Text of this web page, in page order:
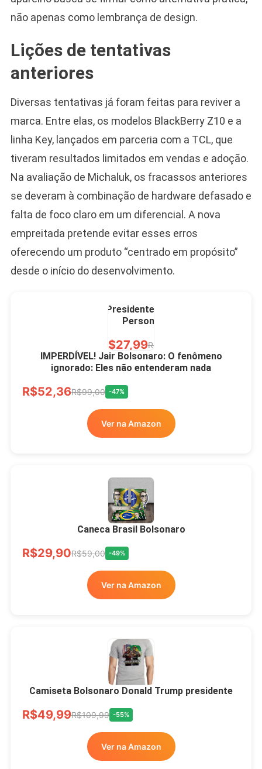
não apenas como lembrança de design.
Lições de tentativas
anteriores
Diversas tentativas já foram feitas para reviver a
marca. Entre elas, os modelos BlackBerry Z10 e a
linha Key, lançados em parceria com a TCL, que
tiveram resultados limitados em vendas e adoção.
Na avaliação de Michaluk, os fracassos anteriores
se deveram à combinação de hardware defasado e
falta de foco claro em um diferencial. A nova
empreitada pretende evitar esses erros
oferecendo um produto “centrado em propósito”
desde o início do desenvolvimento.
Bolsonaro Presidente
2026 Pátria Brasil 6 X
10,00 S/JUROS
R$60,00 R$99,00 -39%
Ver no MERCADO
LIVRE
Presidente Porcelana
Personalizada
R$27,99R$49,00
Xícara Bolsonaro
Brasão Deus Acima De
Todos
R$33,00
Ver no MERCADO
LIVRE
IMPERDÍVEL! Jair Bolsonaro: O fenômeno
ignorado: Eles não entenderam nada
R$52,36R$99,00 -47%
Ver na Amazon
Caneca Brasil Bolsonaro
R$29,90R$59,00 -49%
Ver na Amazon
Camiseta Bolsonaro Donald Trump presidente
R$49,99R$109,99 -55%
Ver na Amazon